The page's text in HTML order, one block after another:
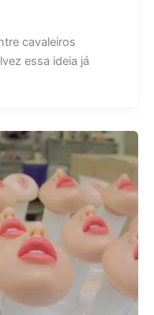
cavaleiros
essa ideia já